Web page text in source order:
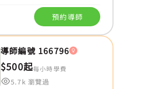
預約導師
導師編號 166796
$500起每小時學費
5.7k 瀏覽過